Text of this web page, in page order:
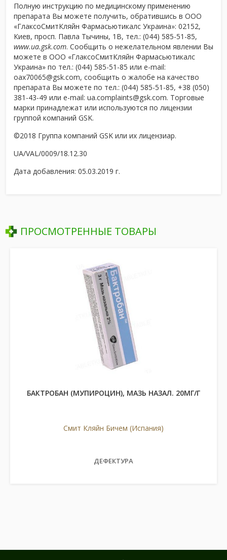
Полную инструкцию по медицинскому применению
препарата Вы можете получить, обратившись в ООО
«ГлаксоСмитКляйн Фармасьютикалс Украина»: 02152,
Киев, просп. Павла Тычины, 1В, тел.: (044) 585-51-85,
www.ua.gsk.com. Сообщить о нежелательном явлении Вы
можете в ООО «ГлаксоСмитКляйн Фармасьютикалс
Украина» по тел.: (044) 585-51-85 или e-mail:
oax70065@gsk.com, сообщить о жалобе на качество
препарата Вы можете по тел.: (044) 585-51-85, +38 (050)
381-43-49 или е-mail: ua.complaints@gsk.com. Торговые
марки принадлежат или используются по лицензии
группой компаний GSK.
©2018 Группа компаний GSK или их лицензиар.
UA/VAL/0009/18.12.30
Дата добавления: 05.03.2019 г.
ПРОСМОТРЕННЫЕ ТОВАРЫ
БАКТРОБАН (МУПИРОЦИН), МАЗЬ НАЗАЛ. 20МГ/Г
Смит Кляйн Бичем (Испания)
ДЕФЕКТУРА